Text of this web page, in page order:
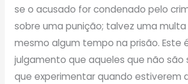
se o acusado for condenado pelo
sobre uma punição; talvez uma
mesmo algum tempo na prisão. Este
julgamento que aqueles que não são
que experimentar quando estiverem